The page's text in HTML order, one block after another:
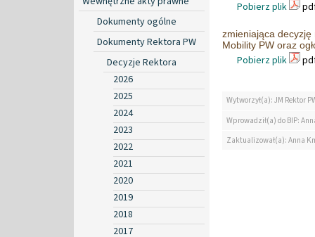
Dokumenty ogólne
Dokumenty Rektora PW
Decyzje Rektora
2026
2025
2024
2023
2022
2021
2020
2019
2018
2017
Pobierz plik
zmieniająca
Mobility PW oraz
Pobierz plik
Wytworzył(a): JM Rektor
Wprowadził(a) do BIP:
Zaktualizował(a): Anna